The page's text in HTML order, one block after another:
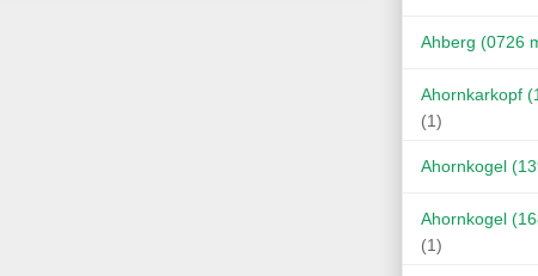
Ahberg (0726
Ahornkarkopf
(1)
Ahornkogel
Ahornkogel
(1)